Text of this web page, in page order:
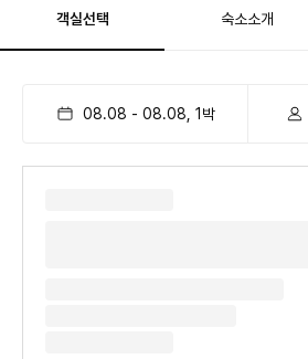
객실선택 숙소소개
08.08 - 08.08 1 박